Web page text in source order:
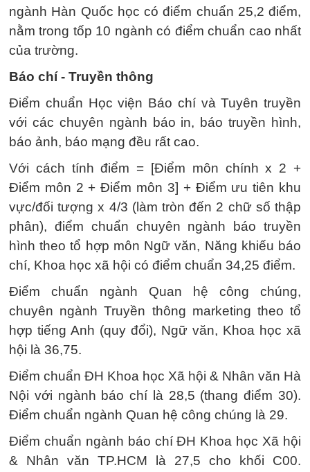
ngành Hàn Quốc học có điểm chuẩn 25,2 điểm,
nằm trong tốp 10 ngành có điểm chuẩn cao nhất
của trường.
Báo chí - Truyền thông
Điểm chuẩn Học viện Báo chí và Tuyên truyền
với các chuyên ngành báo in, báo truyền hình,
báo ảnh, báo mạng đều rất cao.
Với cách tính điểm = [Điểm môn chính x 2 +
Điểm môn 2 + Điểm môn 3] + Điểm ưu tiên khu
vực/đối tượng x 4/3 (làm tròn đến 2 chữ số thập
phân), điểm chuẩn chuyên ngành báo truyền
hình theo tổ hợp môn Ngữ văn, Năng khiếu báo
chí, Khoa học xã hội có điểm chuẩn 34,25 điểm.
Điểm chuẩn ngành Quan hệ công chúng,
chuyên ngành Truyền thông marketing theo tổ
hợp tiếng Anh (quy đổi), Ngữ văn, Khoa học xã
hội là 36,75.
Điểm chuẩn ĐH Khoa học Xã hội & Nhân văn Hà
Nội với ngành báo chí là 28,5 (thang điểm 30).
Điểm chuẩn ngành Quan hệ công chúng là 29.
Điểm chuẩn ngành báo chí ĐH Khoa học Xã hội
& Nhân văn TP.HCM là 27,5 cho khối C00.